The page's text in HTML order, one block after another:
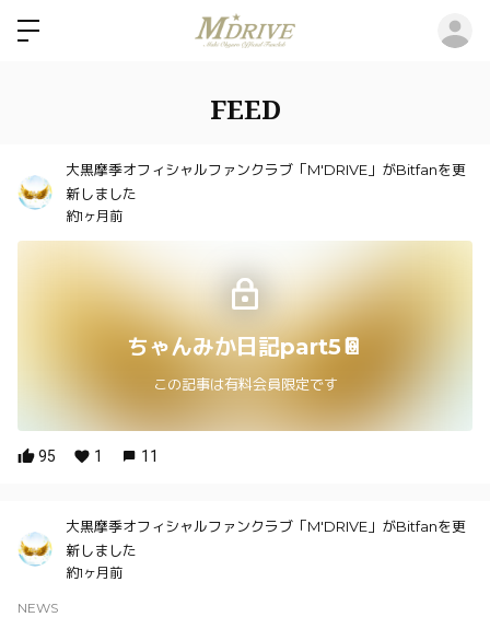
FEED
大黒摩季オフィシャルファンクラブ「M'DRIVE」がBitfanを更
新しました
約1ヶ月前
ちゃんみか日記part5📔
この記事は有料会員限定です
95 1 11
大黒摩季オフィシャルファンクラブ「M'DRIVE」がBitfanを更
新しました
約1ヶ月前
NEWS